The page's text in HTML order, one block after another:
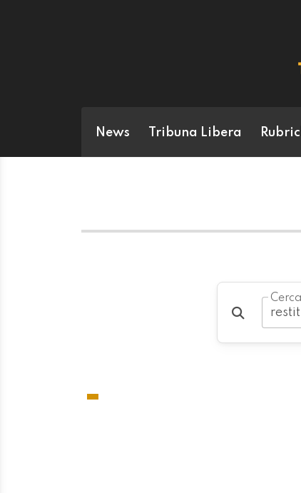
News Tribuna Libera
Cerca